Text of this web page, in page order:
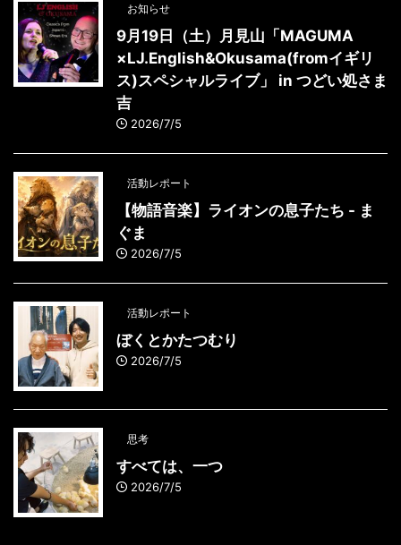
お知らせ
9月19日（土）月見山「MAGUMA
×LJ.English&Okusama(fromイギリ
ス)スペシャルライブ」 in つどい処さま
吉
2026/7/5
活動レポート
【物語音楽】ライオンの息子たち - ま
ぐま
2026/7/5
活動レポート
ぼくとかたつむり
2026/7/5
思考
すべては、一つ
2026/7/5